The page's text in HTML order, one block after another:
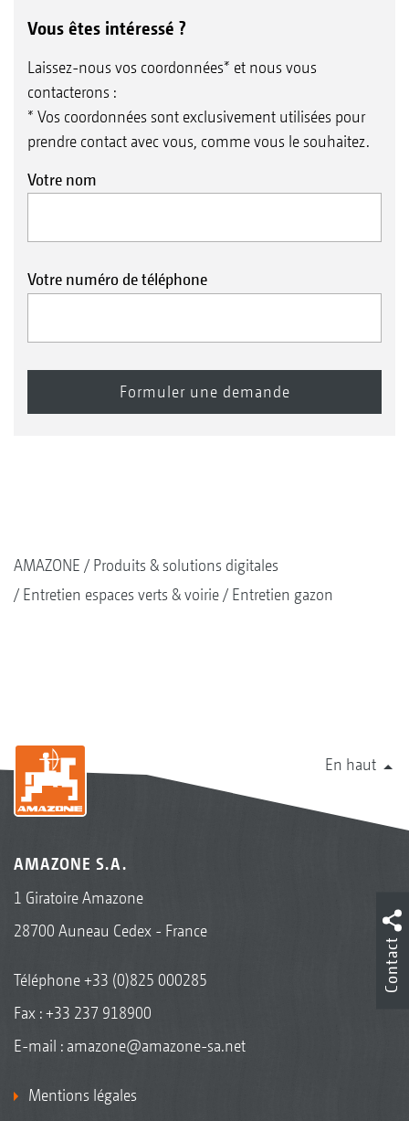
Vous êtes intéressé ?
Laissez-nous vos coordonnées* et nous vous
contacterons :
* Vos coordonnées sont exclusivement utilisées pour
prendre contact avec vous, comme vous le souhaitez.
Votre nom
Votre numéro de téléphone
AMAZONE
Produits & solutions digitales
Entretien espaces verts & voirie
Entretien gazon
En haut
AMAZONE S.A.
1 Giratoire Amazone
28700 Auneau Cedex - France
Téléphone+33 (0)825 000285
Fax : +33 237 918900
E-mail : amazone@amazone-sa.net
Mentions légales
Contact